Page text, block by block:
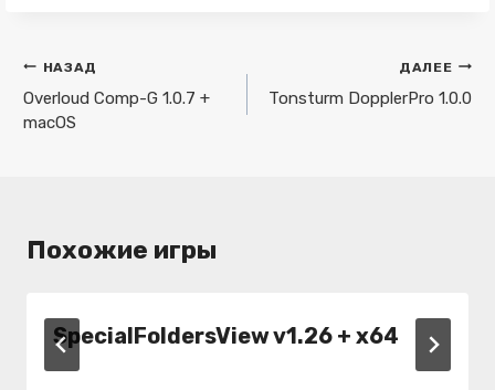
Навигация
по
записям
НАЗАД
Overloud Comp-G 1.0.7 +
macOS
ДАЛЕЕ
Tonsturm DopplerPro 1.0.0
Похожие игры
SpecialFoldersView v1.26 + x64